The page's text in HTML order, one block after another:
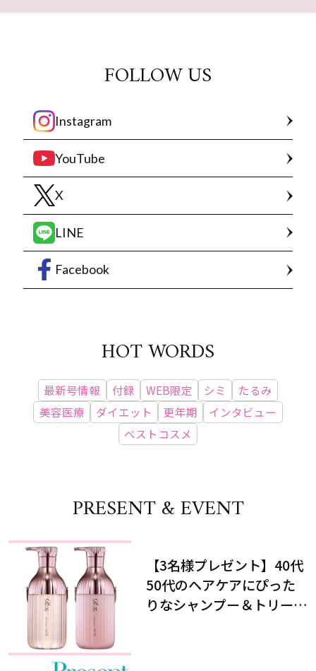
FOLLOW US
Instagram
YouTube
X
LINE
Facebook
HOT WORDS
最新号情報 付録 WEB限定 シミ
たるみ
美容医療
ダイエット 更年期
インタビュー
ベストコスメ
PRESENT & EVENT
【3名様プレゼント】40代
50代のヘアケアにぴった
りなシャンプー＆トリート